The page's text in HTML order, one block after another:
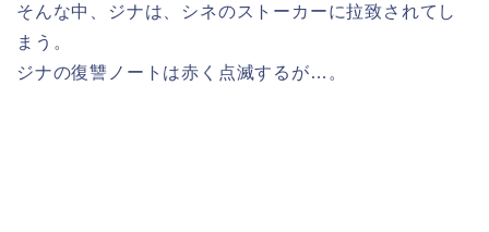
そんな中、ジナは、シネのストーカーに拉致されてし
まう。
ジナの復讐ノートは赤く点滅するが…。